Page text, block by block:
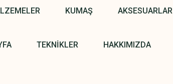
KUMAŞ AKSESUARLAR
TEKNİKLER HAKKIMIZDA